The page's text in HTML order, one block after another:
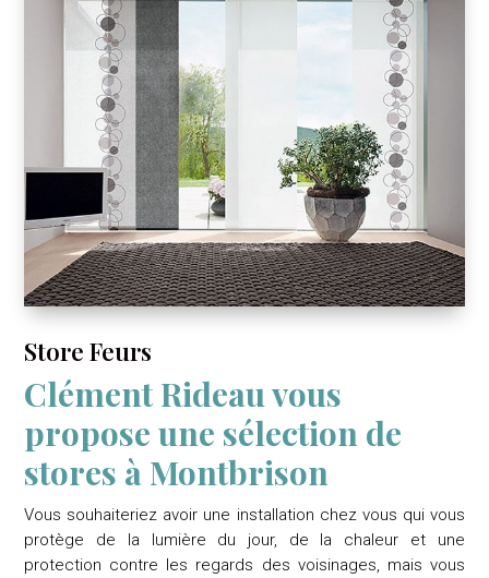
Store Feurs
Clément Rideau vous
propose une sélection de
stores à Montbrison
Vous souhaiteriez avoir une installation chez vous qui vous
protège de la lumière du jour, de la chaleur et une
protection contre les regards des voisinages, mais vous